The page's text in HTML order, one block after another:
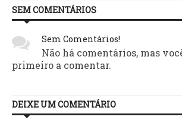
SEM COMENTÁRIOS
Sem Comentários!
Não há comentários, mas
primeiro a comentar.
DEIXE UM COMENTÁRIO